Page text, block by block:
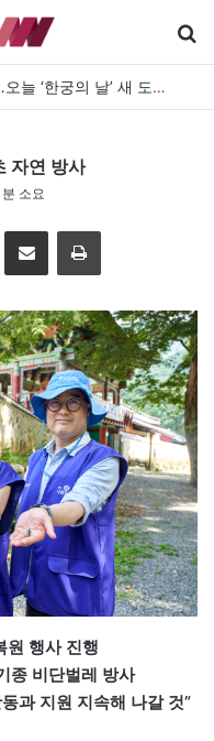
한궁 탄생 20년, 이제 AI를 쏜다…오늘 ‘한궁의 날’ 새 도약 선언
자연 방사
소요
이메일 인쇄
원 행사 진행
종 비단벌레 방사
과 지원 지속해 나갈 것”